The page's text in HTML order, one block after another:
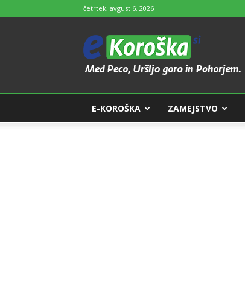
četrtek, avgust 6, 2026
e-
Koroška
E-KOROŠKA ZAMEJSTVO